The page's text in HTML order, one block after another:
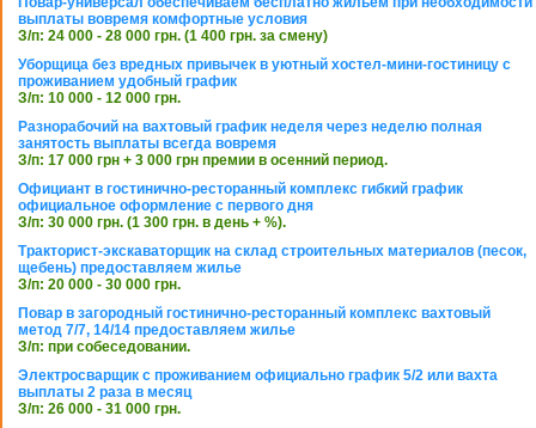
выплаты вовремя комфортные условия
З/п: 24 000 - 28 000 грн. (1 400 грн. за смену)
Уборщица без вредных привычек в уютный хостел-мини-гостиницу с
проживанием удобный график
З/п: 10 000 - 12 000 грн.
Разнорабочий на вахтовый график неделя через неделю полная
занятость выплаты всегда вовремя
З/п: 17 000 грн + 3 000 грн премии в осенний период.
Официант в гостинично-ресторанный комплекс гибкий график
официальное оформление с первого дня
З/п: 30 000 грн. (1 300 грн. в день + %).
Тракторист-экскаваторщик на склад строительных материалов (песок,
щебень) предоставляем жилье
З/п: 20 000 - 30 000 грн.
Повар в загородный гостинично-ресторанный комплекс вахтовый
метод 7/7, 14/14 предоставляем жилье
З/п: при собеседовании.
Электросварщик с проживанием официально график 5/2 или вахта
выплаты 2 раза в месяц
З/п: 26 000 - 31 000 грн.